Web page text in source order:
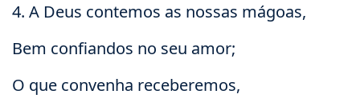
4. A Deus contemos as nossas mágoas,
Bem confiandos no seu amor;
O que convenha receberemos,